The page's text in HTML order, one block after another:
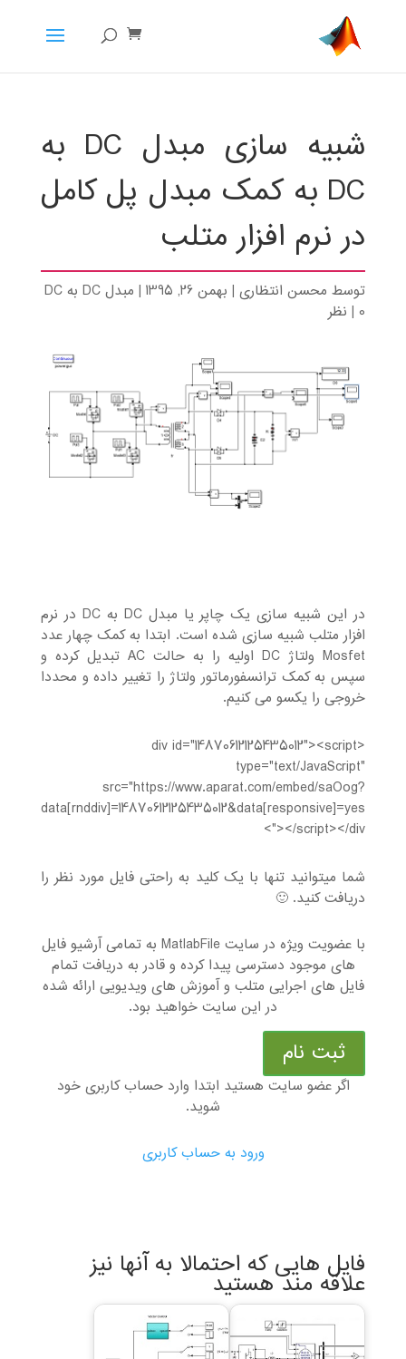
شبیه سازی مبدل DC به
DC به کمک مبدل پل کامل
در نرم افزار متلب
توسط محسن انتظاری| بهمن 26, 1395 | مبدل DC به DC
|0 نظر
در این شبیه سازی یک چاپر یا مبدل DC به DC در نرم
افزار متلب شبیه سازی شده است. ابتدا به کمک چهار عدد
Mosfet ولتاژ DC اولیه را به حالت AC تبدیل کرده و
سپس به کمک ترانسفورماتور ولتاژ را تغییر داده و محددا
خروجی را یکسو می کنیم.
<div id="14870612125435012"><script
type="text/JavaScript"
src="https://www.aparat.com/embed/saOog?
data[rnddiv]=14870612125435012&data[responsive]=yes
"></script></div>
شما میتوانید تنها با یک کلید به راحتی فایل مورد نظر را
دریافت کنید. 🙂
با عضویت ویژه در سایت MatlabFile به تمامی آرشیو فایل
های موجود دسترسی پیدا کرده و قادر به دریافت تمام
فایل های اجرایی متلب و آموزش های ویدیویی ارائه شده
در این سایت خواهید بود.
ثبت نام
اگر عضو سایت هستید ابتدا وارد حساب کاربری خود
شوید.
ورود به حساب کاربری
فایل هایی که احتمالا به آنها نیز
علاقه مند هستید